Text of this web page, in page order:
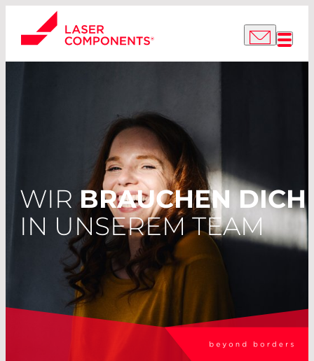
WIRBRAUCHEN DICH
IN UNSEREM TEAM